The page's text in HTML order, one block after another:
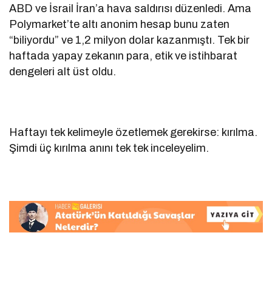
ABD ve İsrail İran’a hava saldırısı düzenledi. Ama
Polymarket’te altı anonim hesap bunu zaten
“biliyordu” ve 1,2 milyon dolar kazanmıştı. Tek bir
haftada yapay zekanın para, etik ve istihbarat
dengeleri alt üst oldu.
Haftayı tek kelimeyle özetlemek gerekirse: kırılma.
Şimdi üç kırılma anını tek tek inceleyelim.